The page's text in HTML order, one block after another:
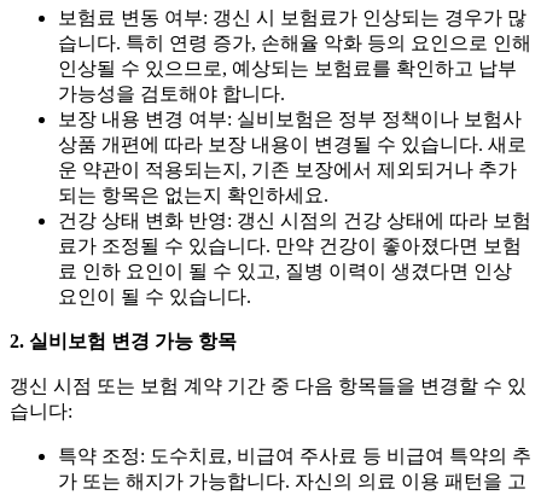
보험료 변동 여부: 갱신 시 보험료가 인상되는 경우가 많
습니다. 특히 연령 증가, 손해율 악화 등의 요인으로 인해
인상될 수 있으므로, 예상되는 보험료를 확인하고 납부
가능성을 검토해야 합니다.
보장 내용 변경 여부: 실비보험은 정부 정책이나 보험사
상품 개편에 따라 보장 내용이 변경될 수 있습니다. 새로
운 약관이 적용되는지, 기존 보장에서 제외되거나 추가
되는 항목은 없는지 확인하세요.
건강 상태 변화 반영: 갱신 시점의 건강 상태에 따라 보험
료가 조정될 수 있습니다. 만약 건강이 좋아졌다면 보험
료 인하 요인이 될 수 있고, 질병 이력이 생겼다면 인상
요인이 될 수 있습니다.
2. 실비보험 변경 가능 항목
갱신 시점 또는 보험 계약 기간 중 다음 항목들을 변경할 수 있
습니다:
특약 조정: 도수치료, 비급여 주사료 등 비급여 특약의 추
가 또는 해지가 가능합니다. 자신의 의료 이용 패턴을 고